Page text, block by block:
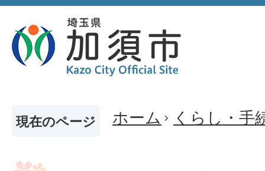
現在のページ ホーム くらし・手